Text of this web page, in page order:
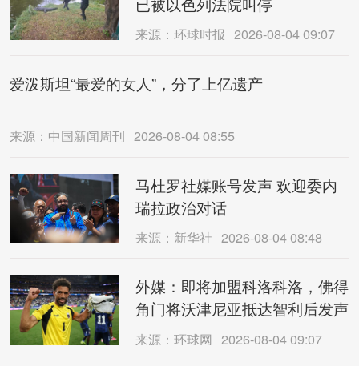
来源：环球时报 2026-08-04 09:07
爱泼斯坦“最爱的女人”，分了上亿遗产
来源：中国新闻周刊 2026-08-04 08:55
马杜罗社媒账号发声 欢迎委内
瑞拉政治对话
来源：新华社 2026-08-04 08:48
外媒：即将加盟科洛科洛，佛得
角门将沃津尼亚抵达智利后发声
来源：环球网 2026-08-04 09:07